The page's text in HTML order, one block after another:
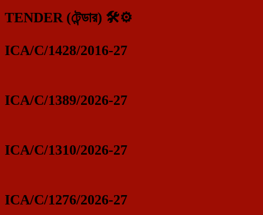
TENDER (টেন্ডার) 🛠️⚙️
ICA/C/1428/2016-27
ICA/C/1389/2026-27
ICA/C/1310/2026-27
ICA/C/1276/2026-27